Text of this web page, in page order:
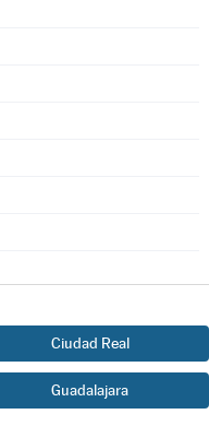
Ciudad Real
Guadalajara